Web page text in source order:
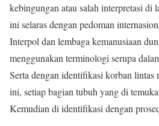
kebingungan atau salah interpretasi di
ini selaras dengan pedoman
Interpol dan lembaga kemanusiaan
menggunakan terminologi serupa
Serta dengan identifikasi korban lintas
ini, setiap bagian tubuh yang di
Kemudian di identifikasi dengan